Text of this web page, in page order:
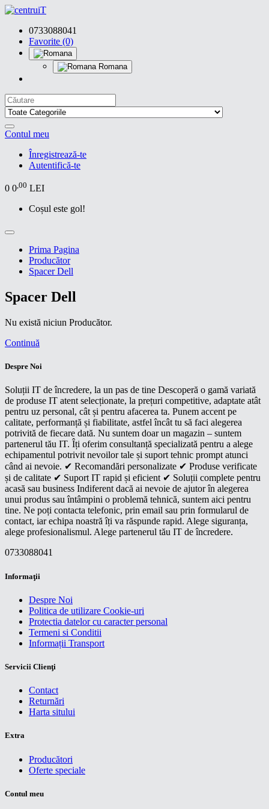
0733088041
Favorite (0)
Romana
Contul meu
Înregistrează-te
Autentifică-te
0 0,00 LEI
Coșul este gol!
Prima Pagina
Producător
Spacer Dell
Spacer Dell
Nu există niciun Producător.
Continuă
Despre Noi
Soluții IT de încredere, la un pas de tine Descoperă o gamă variată
de produse IT atent selecționate, la prețuri competitive, adaptate atât
pentru uz personal, cât și pentru afacerea ta. Punem accent pe
calitate, performanță și fiabilitate, astfel încât tu să faci alegerea
potrivită de fiecare dată. Nu suntem doar un magazin – suntem
partenerul tău IT. Îți oferim consultanță specializată pentru a alege
echipamentul potrivit nevoilor tale și suport tehnic prompt atunci
când ai nevoie. ✔ Recomandări personalizate ✔ Produse verificate
și de calitate ✔ Suport IT rapid și eficient ✔ Soluții complete pentru
acasă sau business Indiferent dacă ai nevoie de ajutor în alegerea
unui produs sau întâmpini o problemă tehnică, suntem aici pentru
tine. Ne poți contacta telefonic, prin email sau prin formularul de
contact, iar echipa noastră îți va răspunde rapid. Alege siguranța,
alege profesionalismul. Alege partenerul tău IT de încredere.
0733088041
Informaţii
Despre Noi
Politica de utilizare Cookie-uri
Protectia datelor cu caracter personal
Termeni si Conditii
Informații Transport
Servicii Clienţi
Contact
Returnări
Harta sitului
Extra
Producători
Oferte speciale
Contul meu